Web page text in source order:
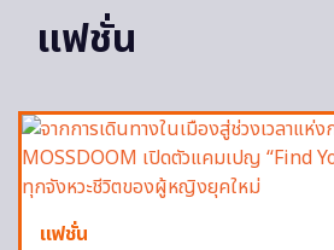
แฟชั่น
แฟชั่น